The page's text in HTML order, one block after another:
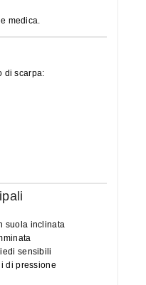
medica.
di scarpa:
suola inclinata
sensibili
di pressione